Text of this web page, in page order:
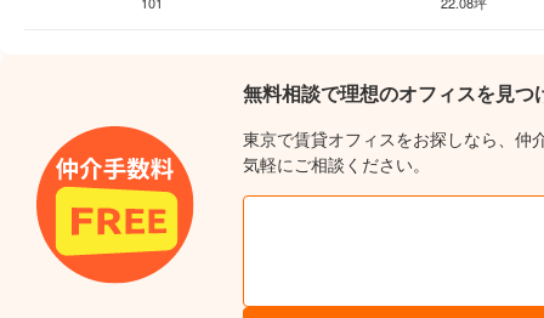
無料相談で理想のオフィスを見つ
東京で賃貸オフィスをお探しなら、仲
気軽にご相談ください。